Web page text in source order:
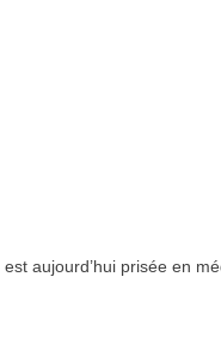
aujourd’hui prisée en